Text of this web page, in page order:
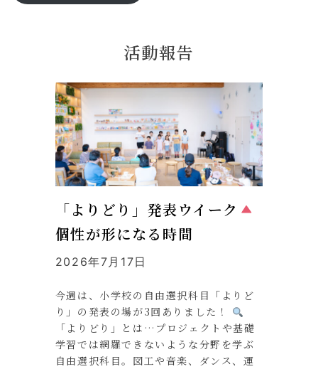
活動報告
「よりどり」発表ウイーク
個性が形になる時間
2026年7月17日
今週は、小学校の自由選択科目「よりど
り」の発表の場が3回ありました！
「よりどり」とは…プロジェクトや基礎
学習では網羅できないような分野を学ぶ
自由選択科目。図工や音楽、ダンス、運